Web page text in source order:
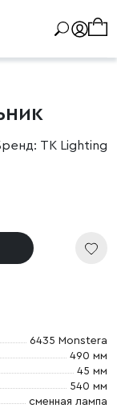
TK Lighting
6435 Monstera
490 мм
45 мм
540 мм
сменная лампа